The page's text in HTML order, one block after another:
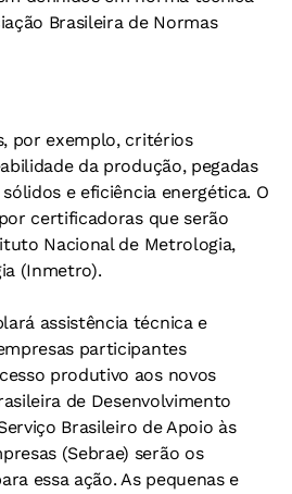
Brasileira de Normas
por exemplo, critérios
da produção, pegadas
e eficiência energética. O
certificadoras que serão
Nacional de Metrologia,
(Inmetro).
assistência técnica e
participantes
produtivo aos novos
de Desenvolvimento
Brasileiro de Apoio às
(Sebrae) serão os
essa ação. As pequenas e